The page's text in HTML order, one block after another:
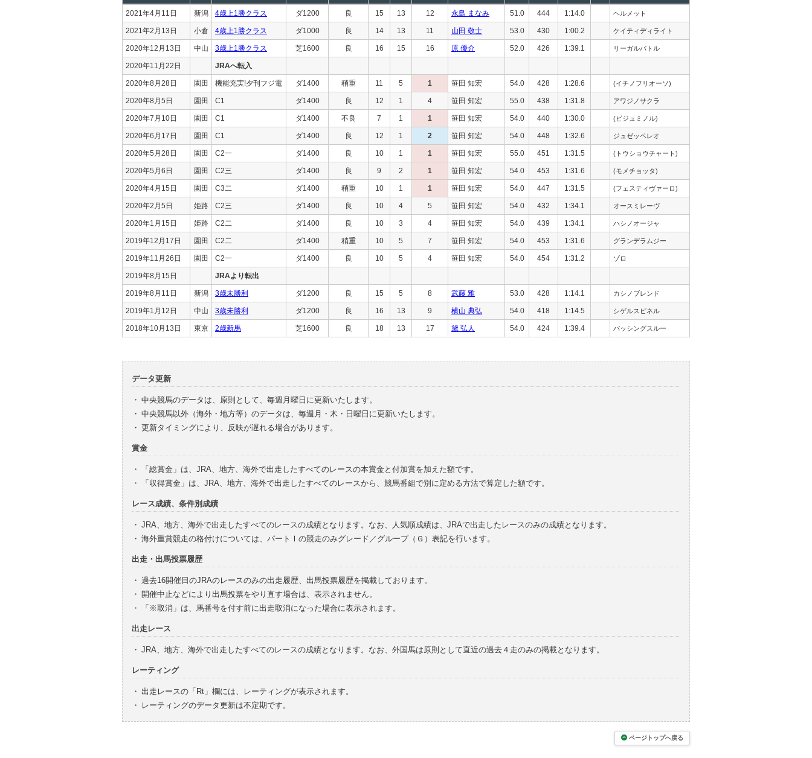
2021年4月11日 新潟 4歳上1勝クラス ダ1200 良 15 13 12 永島 まなみ 51.0 444 1:14.0 ヘルメット
2021年2月13日 小倉 4歳上1勝クラス ダ1000 良 14 13 11 山田 敬士 53.0 430 1:00.2 ケイティディライト
2020年12月13日 中山 3歳上1勝クラス 芝1600 良 16 15 16 原 優介 52.0 426 1:39.1 リーガルバトル
2020年11月22日 JRAへ転入
2020年8月28日 園田 機能充実!夕刊フジ電 ダ1400 稍重 11 5 1 笹田 知宏 54.0 428 1:28.6 (イチノフリオーソ)
2020年8月5日 園田 C1 ダ1400 良 12 1 4 笹田 知宏 55.0 438 1:31.8 アワジノサクラ
2020年7月10日 園田 C1 ダ1400 不良 7 1 1 笹田 知宏 54.0 440 1:30.0 (ビジュミノル)
2020年6月17日 園田 C1 ダ1400 良 12 1 2 笹田 知宏 54.0 448 1:32.6 ジュゼッペレオ
2020年5月28日 園田 C2一 ダ1400 良 10 1 1 笹田 知宏 55.0 451 1:31.5 (トウショウチャート)
2020年5月6日 園田 C2三 ダ1400 良 9 2 1 笹田 知宏 54.0 453 1:31.6 (モメチョッタ)
2020年4月15日 園田 C3二 ダ1400 稍重 10 1 1 笹田 知宏 54.0 447 1:31.5 (フェスティヴァーロ)
2020年2月5日 姫路 C2三 ダ1400 良 10 4 5 笹田 知宏 54.0 432 1:34.1 オースミレーヴ
2020年1月15日 姫路 C2二 ダ1400 良 10 3 4 笹田 知宏 54.0 439 1:34.1 ハシノオージャ
2019年12月17日 園田 C2二 ダ1400 稍重 10 5 7 笹田 知宏 54.0 453 1:31.6 グランデラムジー
2019年11月26日 園田 C2一 ダ1400 良 10 5 4 笹田 知宏 54.0 454 1:31.2 ゾロ
2019年8月15日 JRAより転出
2019年8月11日 新潟 3歳未勝利 ダ1200 良 15 5 8 武藤 雅 53.0 428 1:14.1 カシノブレンド
2019年1月12日 中山 3歳未勝利 ダ1200 良 16 13 9 横山 典弘 54.0 418 1:14.5 シゲルスピネル
2018年10月13日 東京 2歳新馬 芝1600 良 18 13 17 黛 弘人 54.0 424 1:39.4 パッシングスルー
データ更新
・ 中央競馬のデータは、原則として、毎週月曜日に更新いたします。
・ 中央競馬以外（海外・地方等）のデータは、毎週月・木・日曜日に更新いたします。
・ 更新タイミングにより、反映が遅れる場合があります。
賞金
・
「総賞金」は、JRA、地方、海外で出走したすべてのレースの本賞金と付加賞を加えた額です。
・
「収得賞金」は、JRA、地方、海外で出走したすべてのレースから、競馬番組で別に定める方法で算定した額です。
レース成績、条件別成績
・ JRA、地方、海外で出走したすべてのレースの成績となります。なお、人気順成績は、JRAで出走したレースのみの成績となります。
・ 海外重賞競走の格付けについては、パートⅠの競走のみグレード／グループ（Ｇ）表記を行います。
出走・出馬投票履歴
・ 過去16開催日のJRAのレースのみの出走履歴、出馬投票履歴を掲載しております。
・ 開催中止などにより出馬投票をやり直す場合は、表示されません。
・
「※取消」は、馬番号を付す前に出走取消になった場合に表示されます。
出走レース
・ JRA、地方、海外で出走したすべてのレースの成績となります。なお、外国馬は原則として直近の過去４走のみの掲載となります。
レーティング
・ 出走レースの「Rt」欄には、レーティングが表示されます。
・
レーティングのデータ更新は不定期です。
ページトップへ戻る